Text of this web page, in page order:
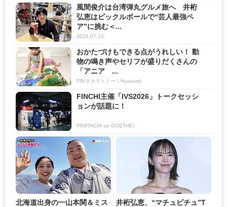
風間俊介は台湾弾丸グルメ旅へ 井桁
弘恵はピックルボールで“芸人最強ペ
ア”に挑む＜...
2026.07.10
おかたづけもできる点がうれしい！ 動
物の鳴き声やセリフが盛りだくさんの
「アニア ...
PR(タカラトミー｜Hugkum)
FINCHI主催「IVS2026」トークセッシ
ョンが話題に！
PR(FINCHI on GOETHE)
北海道出身の一山本関＆ミス
井桁弘恵、“マチュピチュ”T